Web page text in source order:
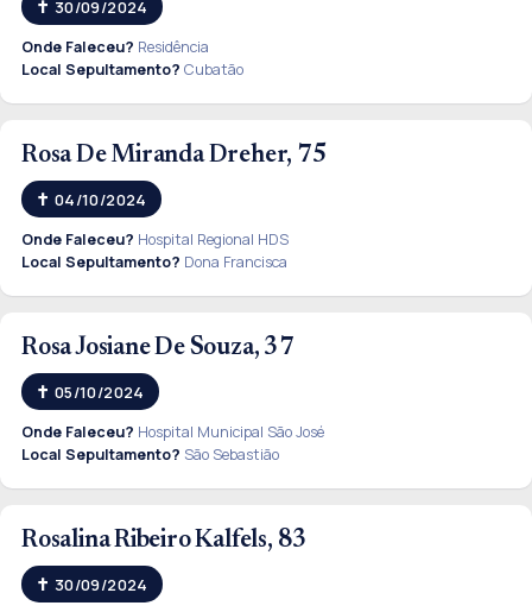
30/09/2024
Onde Faleceu? Residência
Local Sepultamento? Cubatão
Rosa De Miranda Dreher, 75
04/10/2024
Onde Faleceu? Hospital Regional HDS
Local Sepultamento? Dona Francisca
Rosa Josiane De Souza, 37
05/10/2024
Onde Faleceu? Hospital Municipal São José
Local Sepultamento? São Sebastião
Rosalina Ribeiro Kalfels, 83
30/09/2024